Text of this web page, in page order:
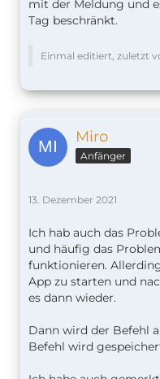
mit der Meldung und
Tag beschränkt.
Einmal editiert, zuletzt
Miro
Anfänger
13. Dezember 2021
Ich hab auch das
und häufig das
funktionieren.
App zu starten und
es dann wieder.
Dann wird der Befehl
Befehl wird